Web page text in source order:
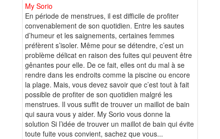
My Sorio
En période de menstrues, il est difficile de profiter
convenablement de son quotidien. Entre les sautes
d’humeur et les saignements, certaines femmes
préfèrent s’isoler. Même pour se détendre, c’est un
problème délicat en raison des fuites qui peuvent être
gênantes pour elle. De ce fait, elles ont du mal à se
rendre dans les endroits comme la piscine ou encore
la plage. Mais, vous devez savoir que c’est tout à fait
possible de profiter de son quotidien malgré les
menstrues. Il vous suffit de trouver un maillot de bain
qui saura vous y aider. My Sorio vous donne la
solution Si l’idée de trouver un maillot de bain qui évite
toute fuite vous convient, sachez que vous...